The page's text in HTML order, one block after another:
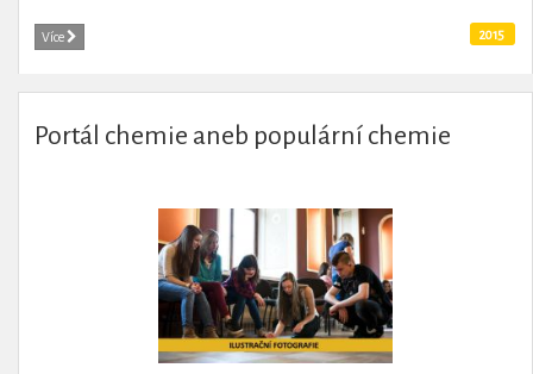
Více 2015
Portál chemie aneb populární chemie